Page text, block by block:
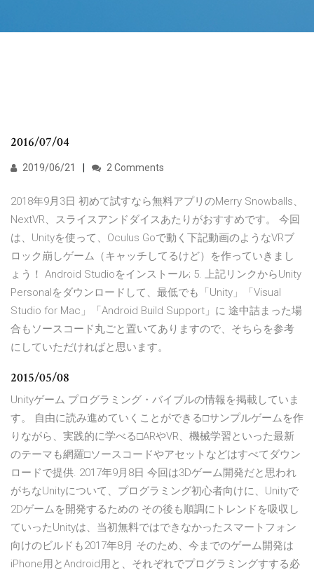
2016/07/04
2019/06/21 2 Comments
2018年9月3日 初めて試すなら無料アプリのMerry Snowballs、
NextVR、スライスアンドダイスあたりがおすすめです。 今回
は、Unityを使って、Oculus Goで動く下記動画のようなVRブ
ロック崩しゲーム（キャッチしてるけど）を作っていきまし
ょう！ Android Studioをインストール; 5. 上記リンクからUnity
Personalをダウンロードして、最低でも「Unity」「Visual
Studio for Mac」「Android Build Support」に 途中詰まった場
合もソースコード丸ごと置いてありますので、そちらを参考
にしていただければと思います。
2015/05/08
Unityゲーム プログラミング・バイブルの情報を掲載していま
す。 自由に読み進めていくことができる□サンプルゲームを作
りながら、実践的に学べる□ARやVR、機械学習といった最新
のテーマも網羅□ソースコードやアセットなどはすべてダウン
ロードで提供. 2017年9月8日 今回は3Dゲーム開発だと思われ
がちなUnityについて、プログラミング初心者向けに、Unityで
2Dゲームを開発するための その後も順調にトレンドを吸収し
ていったUnityは、当初無料ではできなかったスマートフォン
向けのビルドも2017年8月 そのため、今までのゲーム開発は
iPhone用とAndroid用と、それぞれでプログラミングすする必